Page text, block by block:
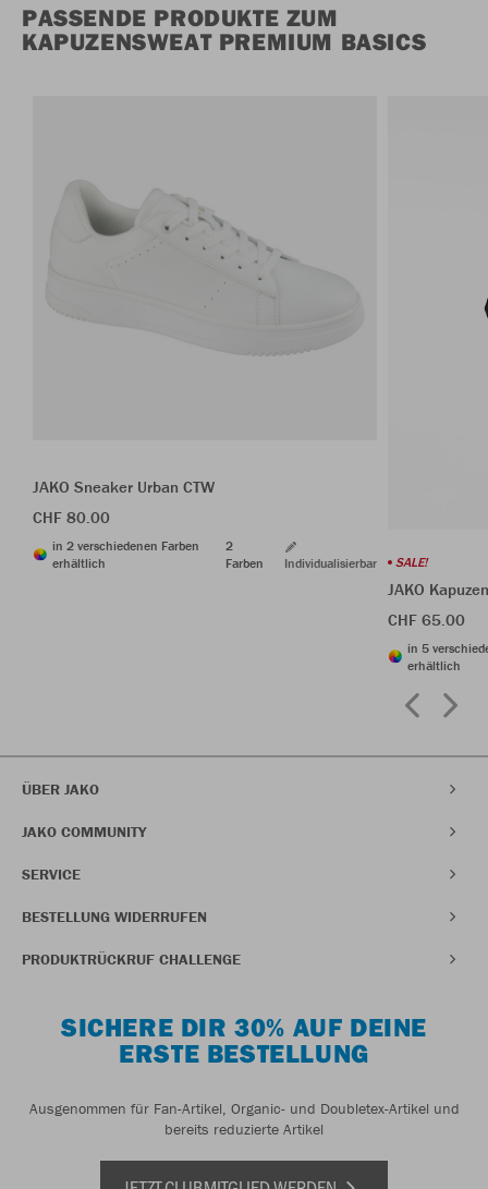
PASSENDE PRODUKTE ZUM
KAPUZENSWEAT PREMIUM BASICS
JAKO Sneaker Urban CTW
CHF 80.00
in 2 verschiedenen Farben
erhältlich
2
Farben
Individualisierbar SALE!
JAKO
CHF 65.00
in 5
erhältlich
ÜBER JAKO
JAKO COMMUNITY
SERVICE
BESTELLUNG WIDERRUFEN
PRODUKTRÜCKRUF CHALLENGE
SICHERE DIR 30% AUF DEINE
ERSTE BESTELLUNG
Ausgenommen für Fan-Artikel, Organic- und Doubletex-Artikel und
bereits reduzierte Artikel